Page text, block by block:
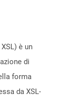
è un
di
forma
da XSL-